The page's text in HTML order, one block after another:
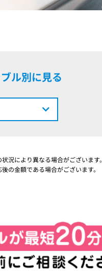
ル別に見る
況により異なる場合がございます。
の金額である場合がございます。